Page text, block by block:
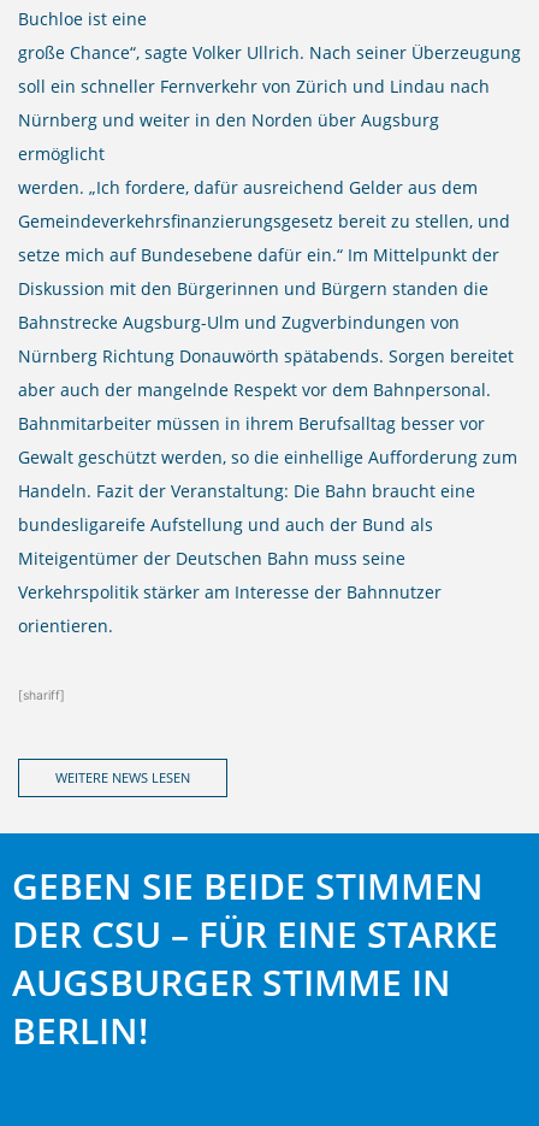
Buchloe ist eine
große Chance“, sagte Volker Ullrich. Nach seiner Überzeugung
soll ein schneller Fernverkehr von Zürich und Lindau nach
Nürnberg und weiter in den Norden über Augsburg
ermöglicht
werden. „Ich fordere, dafür ausreichend Gelder aus dem
Gemeindeverkehrsfinanzierungsgesetz bereit zu stellen, und
setze mich auf Bundesebene dafür ein.“ Im Mittelpunkt der
Diskussion mit den Bürgerinnen und Bürgern standen die
Bahnstrecke Augsburg-Ulm und Zugverbindungen von
Nürnberg Richtung Donauwörth spätabends. Sorgen bereitet
aber auch der mangelnde Respekt vor dem Bahnpersonal.
Bahnmitarbeiter müssen in ihrem Berufsalltag besser vor
Gewalt geschützt werden, so die einhellige Aufforderung zum
Handeln. Fazit der Veranstaltung: Die Bahn braucht eine
bundesligareife Aufstellung und auch der Bund als
Miteigentümer der Deutschen Bahn muss seine
Verkehrspolitik stärker am Interesse der Bahnnutzer
orientieren.
[shariff]
WEITERE NEWS LESEN
GEBEN SIE BEIDE STIMMEN
DER CSU – FÜR EINE STARKE
AUGSBURGER STIMME IN
BERLIN!